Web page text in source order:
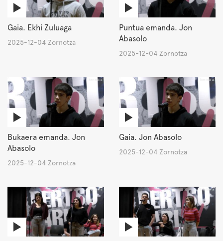
Gaia. Ekhi Zuluaga
2025-12-04 Zornotza
Puntua emanda. Jon
Abasolo
2025-12-04 Zornotza
Bukaera emanda. Jon
Abasolo
2025-12-04 Zornotza
Gaia. Jon Abasolo
2025-12-04 Zornotza